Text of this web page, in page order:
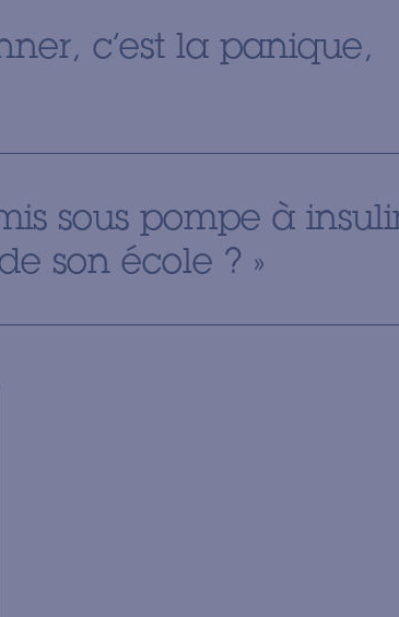
c’est la panique,
sous pompe à
son école ? »